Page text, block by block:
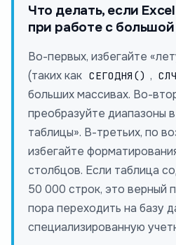
Что делать, если
при работе с
Во-первых, избегайте
(таких как СЕГОДНЯ() ,
больших массивах. Во-
преобразуйте диапазоны
таблицы». В-третьих, по
избегайте
столбцов. Если таблица
50 000 строк, это верный
пора переходить на базу
специализированную